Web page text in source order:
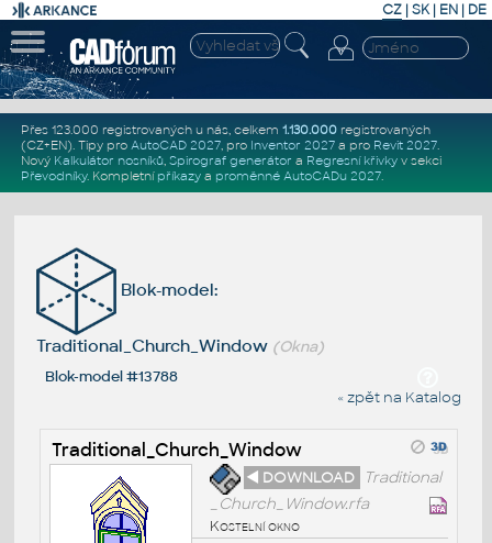
CZ | SK| EN | DE
Přes 123.000 registrovaných u nás, celkem 1.130.000registrovaných
(CZ+EN). Tipy pro AutoCAD 2027, pro Inventor 2027a pro Revit 2027.
Nový Kalkulátor nosníků, Spirograf generátor a Regresní křivkyv sekci
Převodníky. Kompletní příkazya proměnné AutoCADu 2027.
Blok-model:
Traditional_Church_Window (Okna)
Blok-model #13788
« zpět na Katalog
Traditional_Church_Window
◄ DOWNLOAD
Traditional
_Church_Window.rfa
Kostelní okno